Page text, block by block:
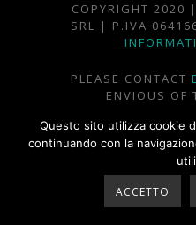
COPYRIGHT 2020
SRL | P.IVA
PLEASE CONTACT
ENVIOUS OF
Questo sito utilizza cookie
continuando con la
ACCETTO